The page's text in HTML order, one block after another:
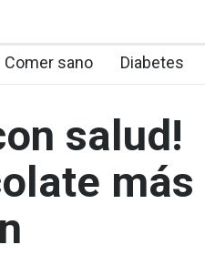
Comer sano Diabetes
salud!
más